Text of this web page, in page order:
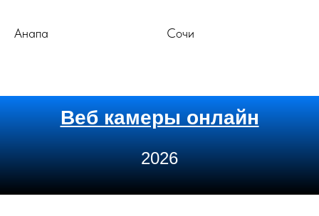
Анапа Сочи
Веб камеры онлайн
2026